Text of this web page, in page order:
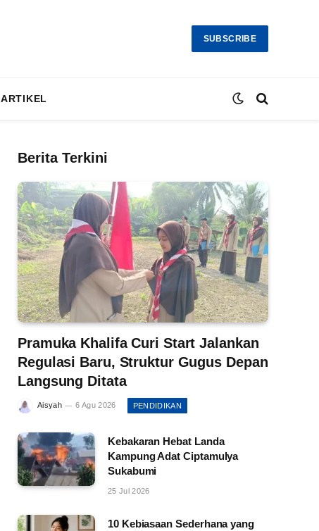
SUBSCRIBE
ARTIKEL
Berita Terkini
Pramuka Khalifa Curi Start Jalankan
Regulasi Baru, Struktur Gugus Depan
Langsung Ditata
Aisyah 6 Agu 2026 PENDIDIKAN
Kebakaran Hebat Landa
Kampung Adat Ciptamulya
Sukabumi
25 Jul 2026
10 Kebiasaan Sederhana yang